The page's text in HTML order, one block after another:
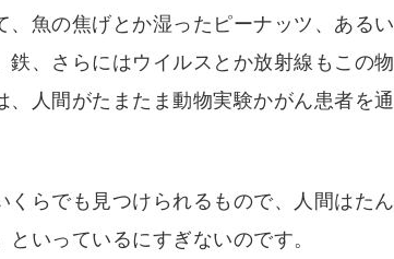
魚の焦げとか湿ったピーナッツ、あるい
、さらにはウイルスとか放射線もこの物
人間がたまたま動物実験かがん患者を通
らでも見つけられるもので、人間はたん
いっているにすぎないのです。